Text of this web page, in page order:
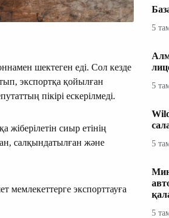
шектеген еді. Сол кезде
экспортқа қойылған
пікірі ескерілмеді.
жіберілетін сиыр етінің
салқындатылған және
мемлекеттерге экспорттауға
5
5
5
5